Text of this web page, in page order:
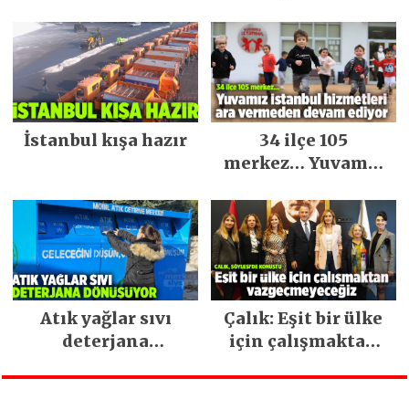
İstanbul kışa hazır
34 ilçe 105
merkez… Yuvamız
ara vermeden
devam ediyor
Atık yağlar sıvı
deterjana
Çalık: Eşit bir ülke
için çalışmaktan